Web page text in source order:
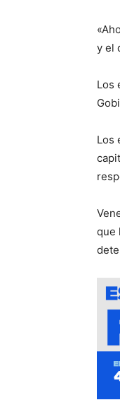
y el
Los
Los
que